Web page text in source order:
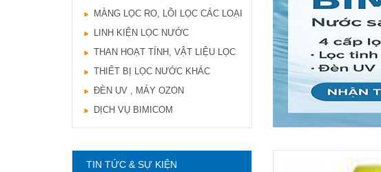
MÀNG LỌC RO, LÕI LỌC CÁC LOẠI
LINH KIỆN LỌC NƯỚC
THAN HOẠT TÍNH, VẬT LIỆU LỌC
THIẾT BỊ LỌC NƯỚC KHÁC
ĐÈN UV , MÁY OZON
DỊCH VỤ BIMICOM
TIN TỨC & SỰ KIỆN
máy lọc nước Gia ...
Ô nhiễm nguồn nước
và vấn đề sức khỏe
16/10/2021
và vấn đề sức khỏe
Sử dụng năng lượng
mặt trời để xử lý ...
Sử dụng năng lượng
mặt trời để xử lý ...